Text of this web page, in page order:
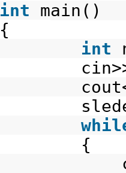
int
{
int